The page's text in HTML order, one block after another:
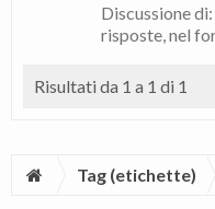
Discussione di:
risposte, nel
Risultati da 1 a 1 di 1
Tag (etichette)